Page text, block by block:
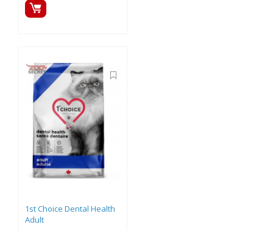
1st Choice Dental Health
Adult